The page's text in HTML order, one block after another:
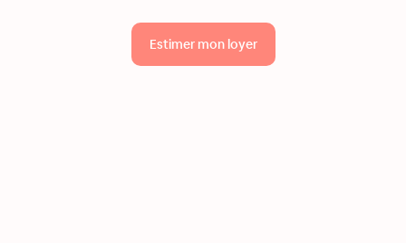
Estimer mon loyer